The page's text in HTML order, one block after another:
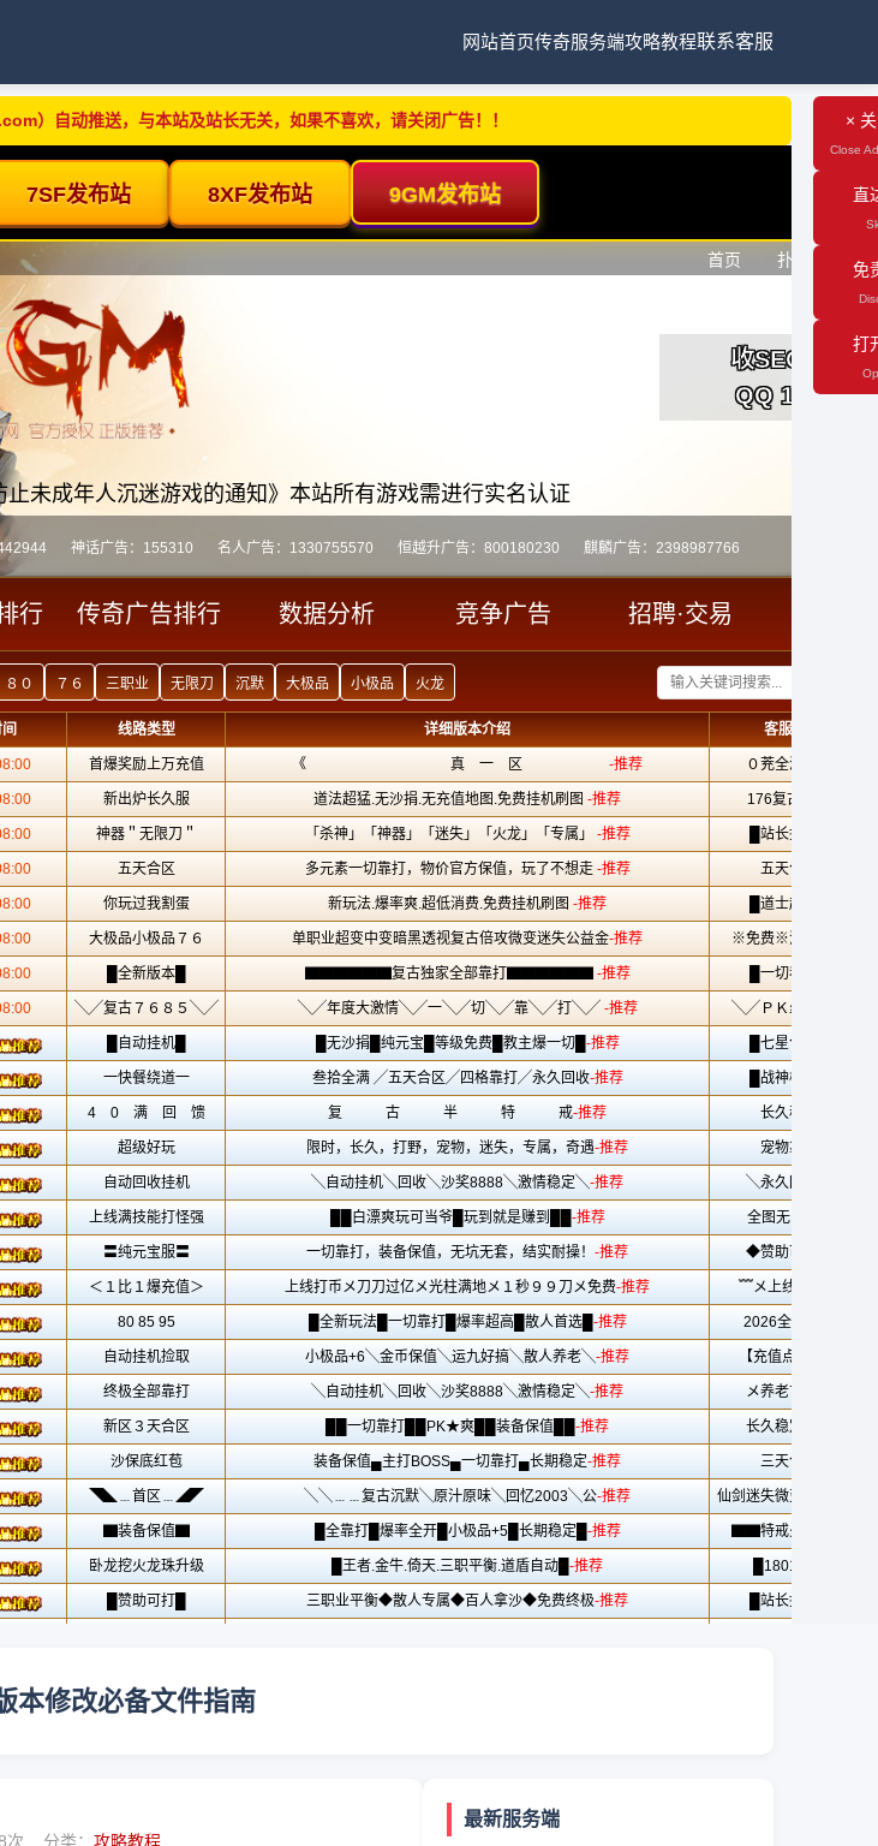
网站首页传奇服务端攻略教程联系客服
）自动推送，与本站及站长无关，如果不喜欢，请关闭广告！！ ×
Close
直
免
打
本修改必备文件指南
次 分类： 攻略教程
最新服务端